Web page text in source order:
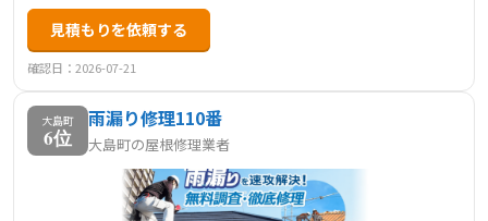
見積もりを依頼する
確認日：2026-07-21
大島町
6位
雨漏り修理110番
大島町の屋根修理業者